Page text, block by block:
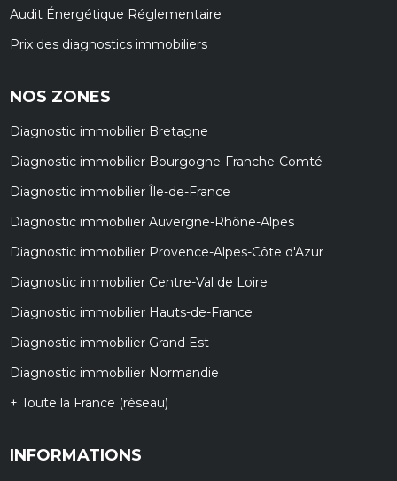
Audit Énergétique Réglementaire
Prix des diagnostics immobiliers
NOS ZONES
Diagnostic immobilier Bretagne
Diagnostic immobilier Bourgogne-Franche-Comté
Diagnostic immobilier Île-de-France
Diagnostic immobilier Auvergne-Rhône-Alpes
Diagnostic immobilier Provence-Alpes-Côte d'Azur
Diagnostic immobilier Centre-Val de Loire
Diagnostic immobilier Hauts-de-France
Diagnostic immobilier Grand Est
Diagnostic immobilier Normandie
+ Toute la France (réseau)
INFORMATIONS